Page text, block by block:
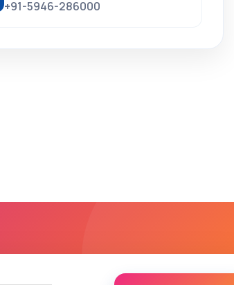
+91-5946-286000